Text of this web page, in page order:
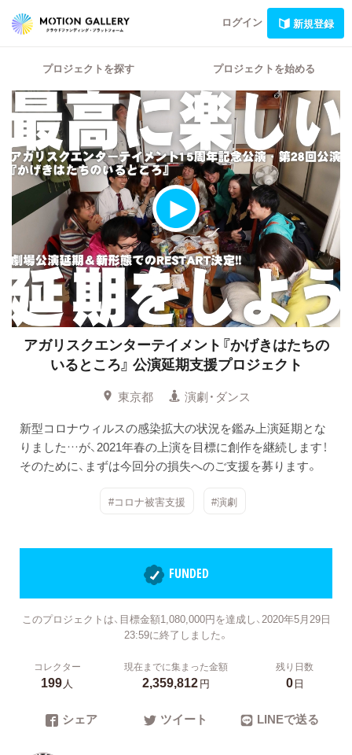
ログイン 新規登録
プロジェクトを探す プロジェクトを始める
アガリスクエンターテイメント『かげきはたちの
いるところ』 公演延期支援プロジェクト
東京都
演劇・ダンス
新型コロナウィルスの感染拡大の状況を鑑み上演延期とな
りました…が、2021年春の上演を目標に創作を継続します！
そのために、まずは今回分の損失へのご支援を募ります。
#コロナ被害支援 #演劇
FUNDED
このプロジェクトは、目標金額1,080,000円を達成し、2020年5月29日
23:59に終了しました。
コレクター
199人
現在までに集まった金額
2,359,812円
残り日数
0日
シェア ツイート LINEで送る